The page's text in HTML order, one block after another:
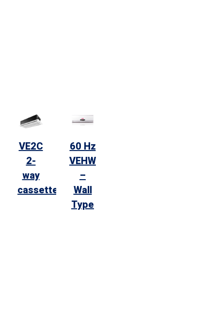
VE2C
2-
way
cassette
60 Hz
VEHW
–
Wall
Type